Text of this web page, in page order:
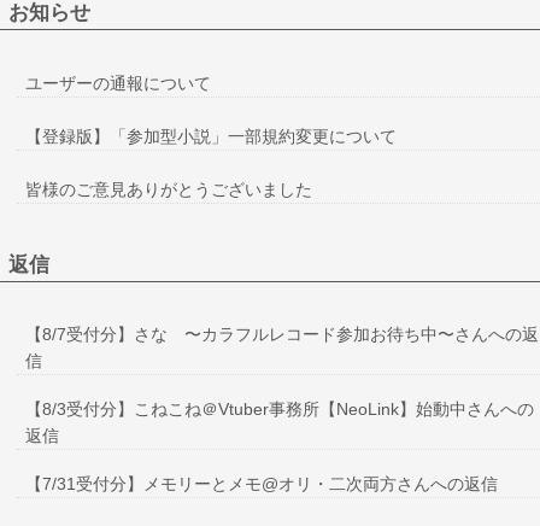
お知らせ
ユーザーの通報について
【登録版】「参加型小説」一部規約変更について
皆様のご意見ありがとうございました
返信
【8/7受付分】さな 〜カラフルレコード参加お待ち中〜さんへの返
信
【8/3受付分】こねこね＠Vtuber事務所【NeoLink】始動中さんへの
返信
【7/31受付分】メモリーとメモ@オリ・二次両方さんへの返信